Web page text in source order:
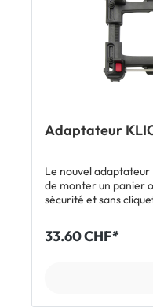
Adaptateur
Le nouvel
de monter un panier
sécurité et sans
porte-bagages
deux verrous de
bagages. Une fois
porte-bagages, il n'y
33.60 CHF*